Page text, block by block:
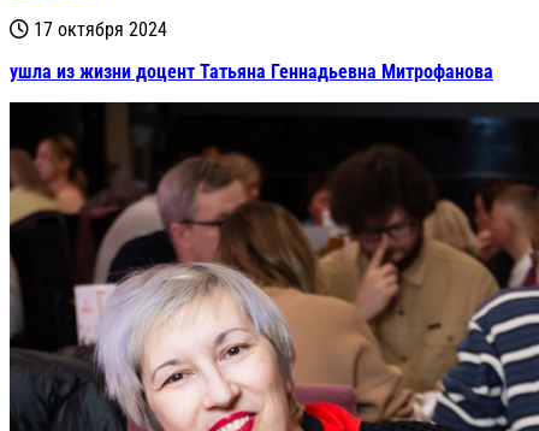
17 октября 2024
ушла из жизни доцент Татьяна Геннадьевна Митрофанова